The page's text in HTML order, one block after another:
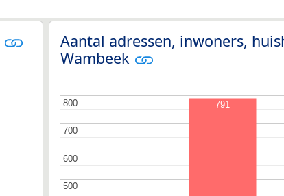
Aantal adressen, inwoners,
Wambeek
500
500
600
600
700
700
800
800 791